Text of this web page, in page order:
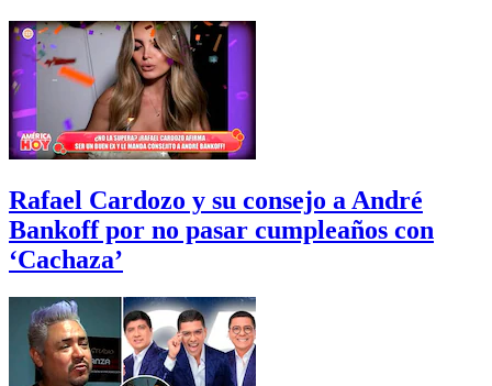
Rafael Cardozo y su consejo a André
Bankoff por no pasar cumpleaños con
‘Cachaza’